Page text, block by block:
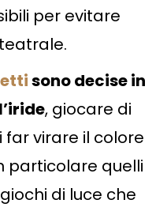
per evitare
sono decise in
, giocare di
virare il colore
particolare quelli
di luce che